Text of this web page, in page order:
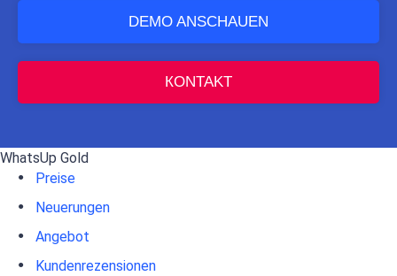
DEMO ANSCHAUEN
КONTAKT
WhatsUp Gold
Preise
Neuerungen
Angebot
Kundenrezensionen